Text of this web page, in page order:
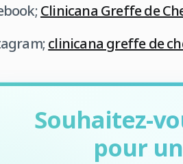
Clinicana Greffe de
clinicana greffe de
Souhaitez-
pour